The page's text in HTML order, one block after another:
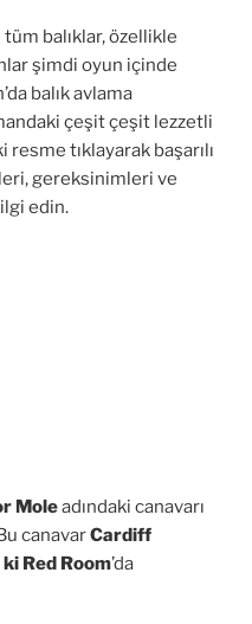
balıklar, özellikle
şimdi oyun içinde
balık avlama
çeşit çeşit lezzetli
resme tıklayarak başarılı
gereksinimleri ve
edin.
Moleadındaki canavarı
canavarCardiff
Red Room’da